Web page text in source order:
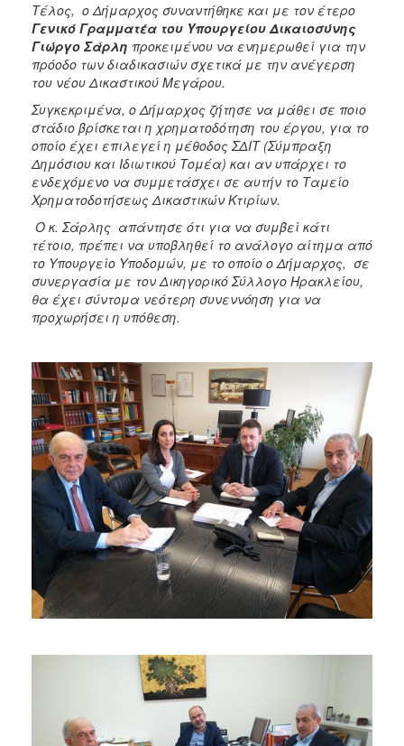
Τέλος, ο Δήμαρχος συναντήθηκε και με τον έτερο
Γενικό Γραμματέα του Υπουργείου Δικαιοσύνης
Γιώργο Σάρλη προκειμένου να ενημερωθεί για την
πρόοδο των διαδικασιών σχετικά με την ανέγερση
του νέου Δικαστικού Μεγάρου.
Συγκεκριμένα, ο Δήμαρχος ζήτησε να μάθει σε ποιο
στάδιο βρίσκεται η χρηματοδότηση του έργου, για το
οποίο έχει επιλεγεί η μέθοδος ΣΔΙΤ (Σύμπραξη
Δημόσιου και Ιδιωτικού Τομέα) και αν υπάρχει το
ενδεχόμενο να συμμετάσχει σε αυτήν το Ταμείο
Χρηματοδοτήσεως Δικαστικών Κτιρίων.
Ο κ. Σάρλης απάντησε ότι για να συμβεί κάτι
τέτοιο, πρέπει να υποβληθεί το ανάλογο αίτημα από
το Υπουργείο Υποδομών, με το οποίο ο Δήμαρχος, σε
συνεργασία με τον Δικηγορικό Σύλλογο Ηρακλείου,
θα έχει σύντομα νεότερη συνεννόηση για να
προχωρήσει η υπόθεση.